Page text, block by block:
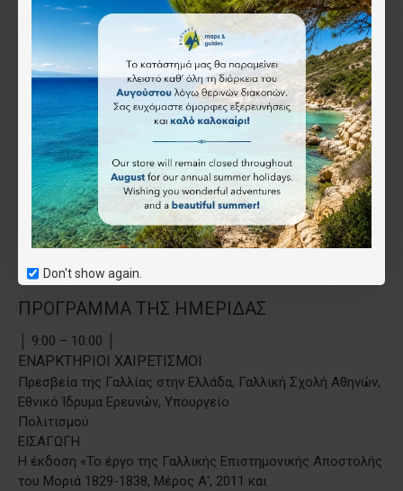
Don't show again.
Επανάσταση, η οποία αποτελεί παράδειγμα της
επιστημονικής μεθοδολογίας της εποχής και της ανάδυσης
νέων επιστημών και των τεχνολογιών αιχμής,
όπως η στατιστική δημογραφία και η γεωδαισία, η ερμηνεία
της γεωλογικής διαμόρφωσης και του
δικτύου των υδάτινων πόρων, η ανασκαφή και η
τοπογραφική τεκμηρίωση των μνημείων, η απογραφή
των ορυκτών, της πανίδας και της χλωρίδας.
Με την ολοκλήρωση των δράσεων στην επέτειο των 200
χρόνων από την πραγματοποίηση της Αποστολής,
θέλουμε να πιστεύουμε ότι θα έχουμε καλύψει όλες τις
πτυχές του επιστημονικού της έργου και θα
έχουμε αναδείξει τη σημερινή του απήχηση και συνέχεια.
ΠΡΟΓΡΑΜΜΑ ΤΗΣ ΗΜΕΡΙΔΑΣ
│ 9:00 – 10:00 │
ΕΝΑΡΚΤΗΡΙΟΙ ΧΑΙΡΕΤΙΣΜΟΙ
Πρεσβεία της Γαλλίας στην Ελλάδα, Γαλλική Σχολή Αθηνών,
Εθνικό Ίδρυμα Ερευνών, Υπουργείο
Πολιτισμού
ΕΙΣΑΓΩΓΗ
Η έκδοση «Το έργο της Γαλλικής Επιστημονικής Αποστολής
του Μοριά 1829-1838, Μέρος Α', 2011 και